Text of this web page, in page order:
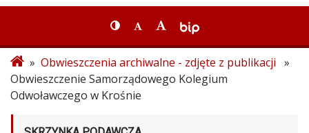
» Obwieszczenia archiwalne - zdjęte z publikacji »
Obwieszczenie Samorządowego Kolegium
Odwoławczego w Krośnie